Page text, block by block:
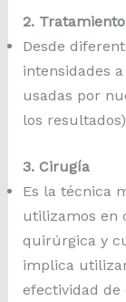
2.
Desde
intensidades
usadas por
los resultados)
3. Cirugía
Es la técnica
utilizamos en
quirúrgica y
implica
efectividad de